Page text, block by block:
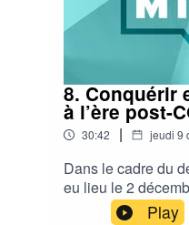
8. Conquérir
à l’ère post-
30:42 | jeudi 9
Dans le cadre du
eu lieu le 2
Carignan et ses
Play